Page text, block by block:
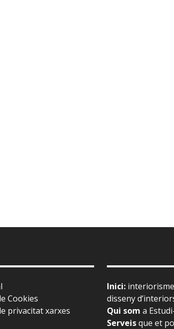
Cookies
privacitat xarxes
Inici:
disseny
Qui som a
Serveisque et